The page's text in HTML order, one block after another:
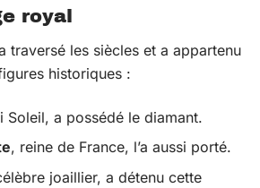
royal
traversé les siècles et a appartenu
historiques :
Soleil, a possédé le diamant.
, reine de France, l’a aussi porté.
joaillier, a détenu cette